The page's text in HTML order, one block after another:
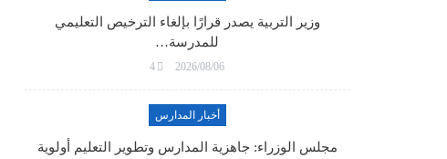
وزير التربية يصدر قرارًا بإلغاء الترخيص التعليمي
للمدرسة…
2026/08/06
4
أخبار المدارس
مجلس الوزراء: جاهزية المدارس وتطوير التعليم أولوية